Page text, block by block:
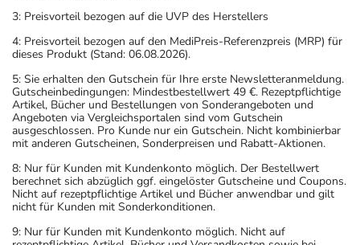
3: Preisvorteil bezogen auf die UVP des Herstellers
4: Preisvorteil bezogen auf den MediPreis-Referenzpreis (MRP) für
dieses Produkt (Stand: 06.08.2026).
5: Sie erhalten den Gutschein für Ihre erste Newsletteranmeldung.
Gutscheinbedingungen: Mindestbestellwert 49 €. Rezeptpflichtige
Artikel, Bücher und Bestellungen von Sonderangeboten und
Angeboten via Vergleichsportalen sind vom Gutschein
ausgeschlossen. Pro Kunde nur ein Gutschein. Nicht kombinierbar
mit anderen Gutscheinen, Sonderpreisen und Rabatt-Aktionen.
8: Nur für Kunden mit Kundenkonto möglich. Der Bestellwert
berechnet sich abzüglich ggf. eingelöster Gutscheine und Coupons.
Nicht auf rezeptpflichtige Artikel und Bücher anwendbar und gilt
nicht für Kunden mit Sonderkonditionen.
9: Nur für Kunden mit Kundenkonto möglich. Nicht auf